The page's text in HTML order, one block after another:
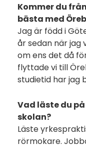
Kommer du
bästa med
Jag är född i
år sedan när jag
om ens det då
flyttade vi till
studietid har jag
Vad läste du
skolan?
Läste
rörmokare.